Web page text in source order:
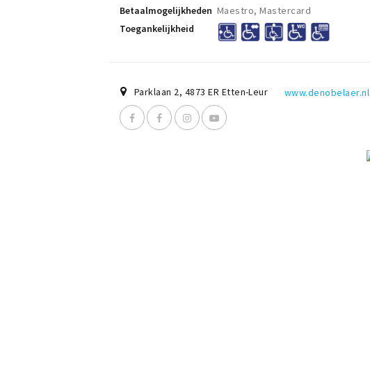
Betaalmogelijkheden Maestro, Mastercard
Toegankelijkheid
Parklaan 2, 4873 ER Etten-Leur www.denobelaer.nl